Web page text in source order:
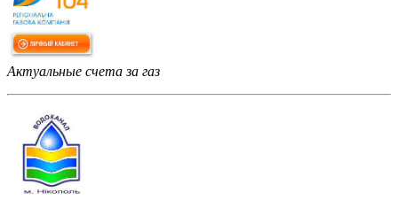
Актуальные счета за газ